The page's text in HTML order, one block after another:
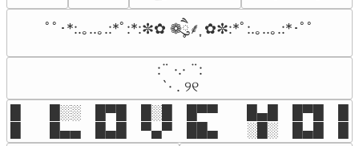
ﾟﾟ･*:.｡..｡.:*ﾟ:*:✼✿ ❁ཻུ۪۪⸙͎ ✿✼:*ﾟ:.｡..｡.:*･ﾟﾟ
⠀:¨ ·.· ¨:⠀
⠀ `· . ୨୧⠀
█  █░░ █▀█ █░█ █▀▀  █▄█ █▀█
█  █▄▄ █▄█ ▀▄▀ ██▄  ░█░ █▄█